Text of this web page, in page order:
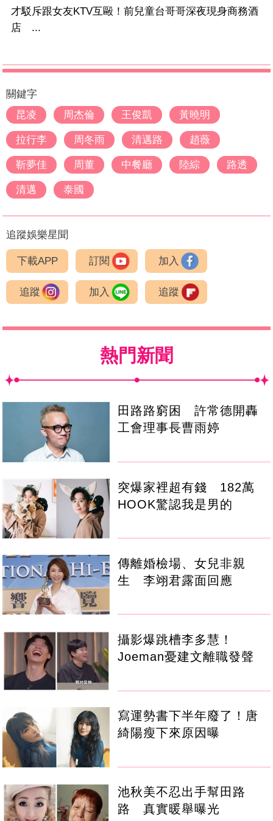
才駁斥跟女友KTV互毆！前兒童台哥哥深夜現身商務酒
店 ...
關鍵字
昆凌
周杰倫 王俊凱 黃曉明
拉行李 周冬雨 清邁路 趙薇
靳夢佳 周董 中餐廳 陸綜 路透
清邁 泰國
追蹤娛樂星聞
下載APP 訂閱 加入
追蹤 加入 追蹤
熱門新聞
田路路窮困 許常德開轟
工會理事長曹雨婷
突爆家裡超有錢 182萬
HOOK驚認我是男的
傳離婚檢場、女兒非親
生 李翊君露面回應
攝影爆跳槽李多慧！
Joeman憂建文離職發聲
寫運勢書下半年廢了！唐
綺陽瘦下來原因曝
池秋美不忍出手幫田路
路 真實暖舉曝光